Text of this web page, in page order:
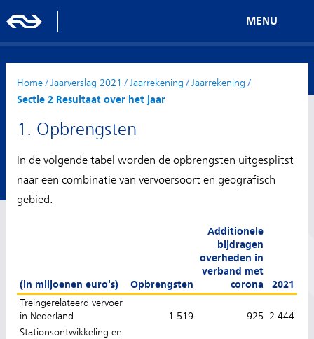
MENU
Home/ Jaarverslag 2021 / Jaarrekening / Jaarrekening /
Sectie 2 Resultaat over het jaar
1. Opbrengsten
In de volgende tabel worden de opbrengsten uitgesplitst
naar een combinatie van vervoersoort en geografisch
gebied.
(in miljoenen euro's) Opbrengsten
Additionele
bijdragen
overheden in
verband met
corona
2021
Treingerelateerd vervoer
in Nederland
1.519 925
2.444
Stationsontwikkeling en